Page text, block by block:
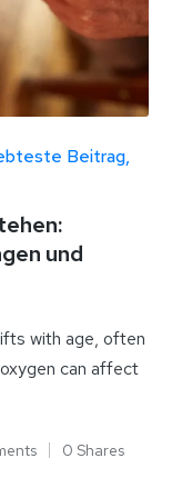
Beitrag
und
with age, often
can affect
0 Shares